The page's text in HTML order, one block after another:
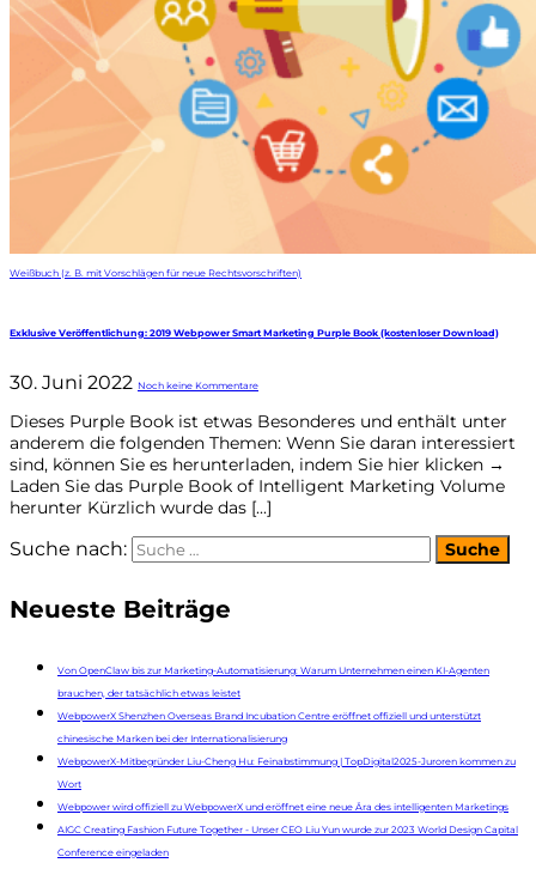
Weißbuch (z. B. mit Vorschlägen für neue Rechtsvorschriften)
Exklusive Veröffentlichung: 2019 Webpower Smart Marketing Purple Book (kostenloser Download)
30. Juni 2022 Noch keine Kommentare
Dieses Purple Book ist etwas Besonderes und enthält unter
anderem die folgenden Themen: Wenn Sie daran interessiert
sind, können Sie es herunterladen, indem Sie hier klicken →
Laden Sie das Purple Book of Intelligent Marketing Volume
herunter Kürzlich wurde das [...]
Suche nach:
Neueste Beiträge
Von OpenClaw bis zur Marketing-Automatisierung: Warum Unternehmen einen KI-Agenten
brauchen, der tatsächlich etwas leistet
WebpowerX Shenzhen Overseas Brand Incubation Centre eröffnet offiziell und unterstützt
chinesische Marken bei der Internationalisierung
WebpowerX-Mitbegründer Liu-Cheng Hu: Feinabstimmung | TopDigital2025-Juroren kommen zu
Wort
Webpower wird offiziell zu WebpowerX und eröffnet eine neue Ära des intelligenten Marketings
AIGC Creating Fashion Future Together - Unser CEO Liu Yun wurde zur 2023 World Design Capital
Conference eingeladen